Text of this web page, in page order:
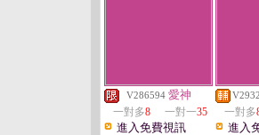
V286594 愛神
一對多8 一對一35
進入免費視訊
一對多
進入